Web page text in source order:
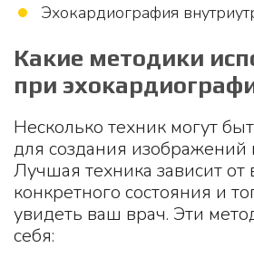
Эхокардиография
Какие методики
при
Несколько техник могут
для создания изображений
Лучшая техника зависит от
конкретного состояния и
увидеть ваш врач. Эти
себя: